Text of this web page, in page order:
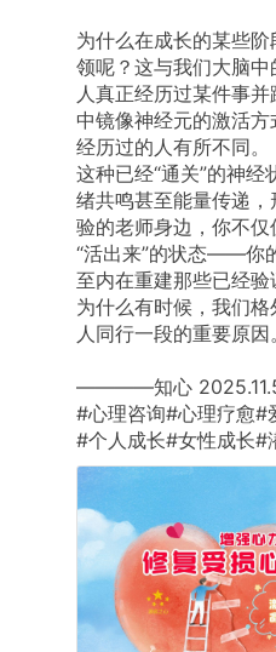
为什么在成长的某些
领呢？这与我们大脑中
人真正经历过某件事
中镜像神经元的激活
经历过的人有所不同。
这种已经“通关”的神
绪共鸣甚至能量传递，
验的老师身边，你不
“活出来”的状态——你
至内在重建那些已经
为什么有时候，我们格
人同行一段的重要原因。
​————知心
#心理咨询#心理疗愈#
#个人成长#女性成长#